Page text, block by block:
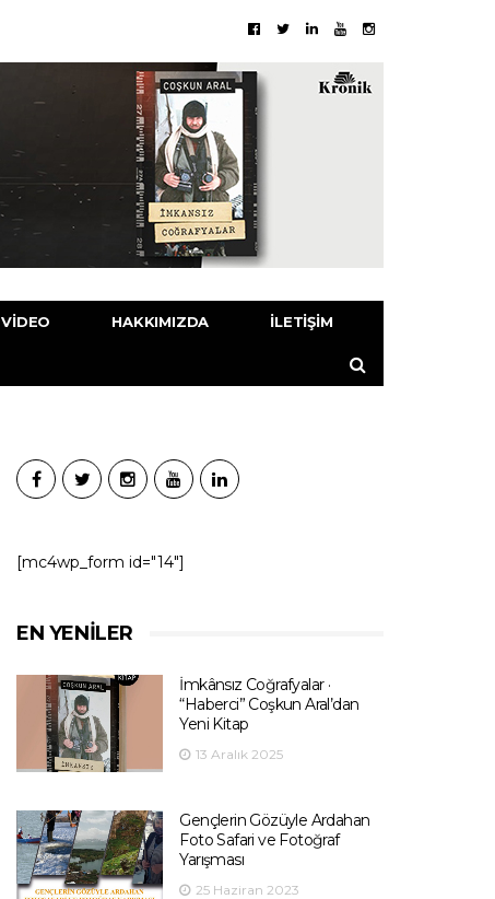
VIDEO HAKKIMIZDA İLETIŞIM
[mc4wp_form id="14"]
EN YENILER
İmkânsız Coğrafyalar ·
“Haberci” Coşkun Aral’dan
Yeni Kitap
13 Aralık 2025
Gençlerin Gözüyle Ardahan
Foto Safari ve Fotoğraf
Yarışması
25 Haziran 2023